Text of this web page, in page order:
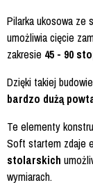
Pilarka ukosowa ze
umożliwia cięcie
zakresie 45 - 90
Dzięki takiej
bardzo dużą
Te elementy
Soft startem zdaje
stolarskich
wymiarach.